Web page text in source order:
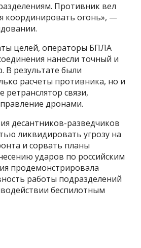
Противник вел
координировать огонь», —
целей, операторы БПЛА
нанесли точный и
В результате были
расчеты противника, но и
ретранслятор связи,
дронами.
десантников-разведчиков
ликвидировать угрозу на
и сорвать планы
ударов по российским
продемонстрировала
работы подразделений
беспилотным